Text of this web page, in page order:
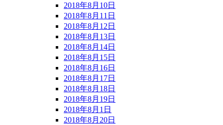
2018年8月10日
2018年8月11日
2018年8月12日
2018年8月13日
2018年8月14日
2018年8月15日
2018年8月16日
2018年8月17日
2018年8月18日
2018年8月19日
2018年8月1日
2018年8月20日